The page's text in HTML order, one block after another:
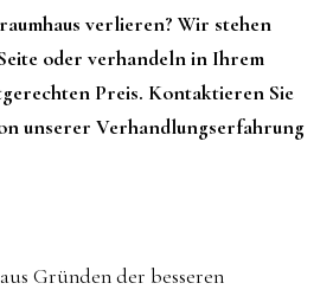
verlieren? Wir stehen
oder verhandeln in Ihrem
Preis. Kontaktieren Sie
unserer Verhandlungserfahrung
Gründen der besseren